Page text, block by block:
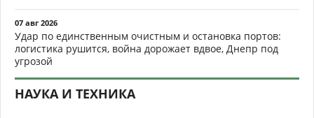
07 авг 2026
Удар по единственным очистным и остановка портов:
логистика рушится, война дорожает вдвое, Днепр под
угрозой
НАУКА И ТЕХНИКА